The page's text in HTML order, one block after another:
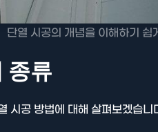
단열 시공의 개념을 이해하기 쉽
종류
시공 방법에 대해 살펴보겠습니